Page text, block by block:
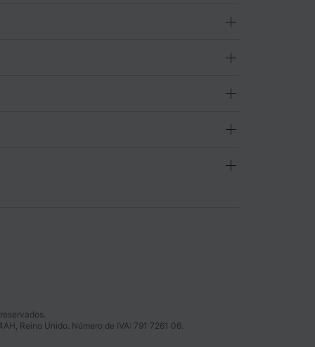
Reino Unido. Número de IVA: 791 7261 06.